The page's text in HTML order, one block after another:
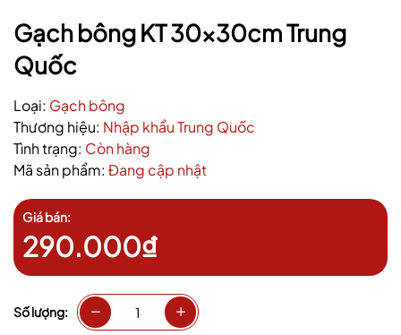
Gạch bông KT 30x30cm Trung
Quốc
Loại: Gạch bông
Thương hiệu: Nhập khẩu Trung Quốc
Tình trạng: Còn hàng
Mã sản phẩm: Đang cập nhật
Giá bán:
290.000₫
Số lượng: